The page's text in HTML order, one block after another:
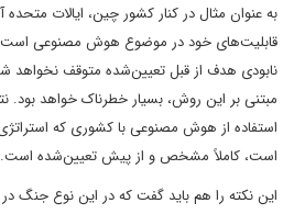
به عنوان مثال در کنار کشور چین، ایالات متحده
قابلیت‌های خود در موضوع هوش مصنوعی است.
نابودی هدف از قبل تعیین‌شده متوقف نخواهد
مبتنی بر این روش، بسیار خطرناک خواهد بود.
استفاده از هوش مصنوعی با کشوری که
است، کاملاً مشخص و از پیش تعیین‌شده است.
این نکته را هم باید گفت که در این نوع جنگ در